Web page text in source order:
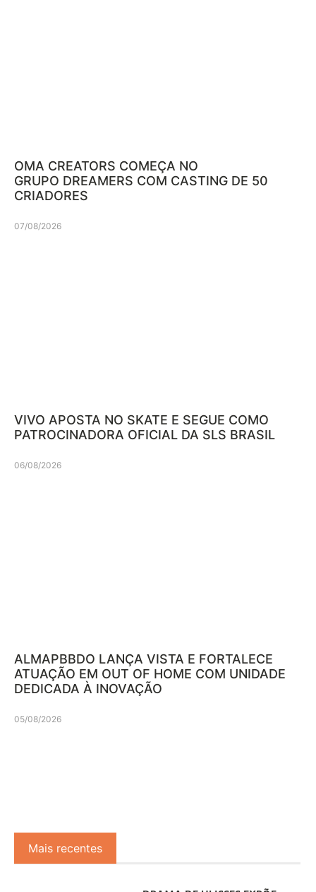
OMA CREATORS COMEÇA NO
GRUPO DREAMERS COM CASTING DE 50
CRIADORES
07/08/2026
VIVO APOSTA NO SKATE E SEGUE COMO
PATROCINADORA OFICIAL DA SLS BRASIL
06/08/2026
ALMAPBBDO LANÇA VISTA E FORTALECE
ATUAÇÃO EM OUT OF HOME COM UNIDADE
DEDICADA À INOVAÇÃO
05/08/2026
Mais recentes